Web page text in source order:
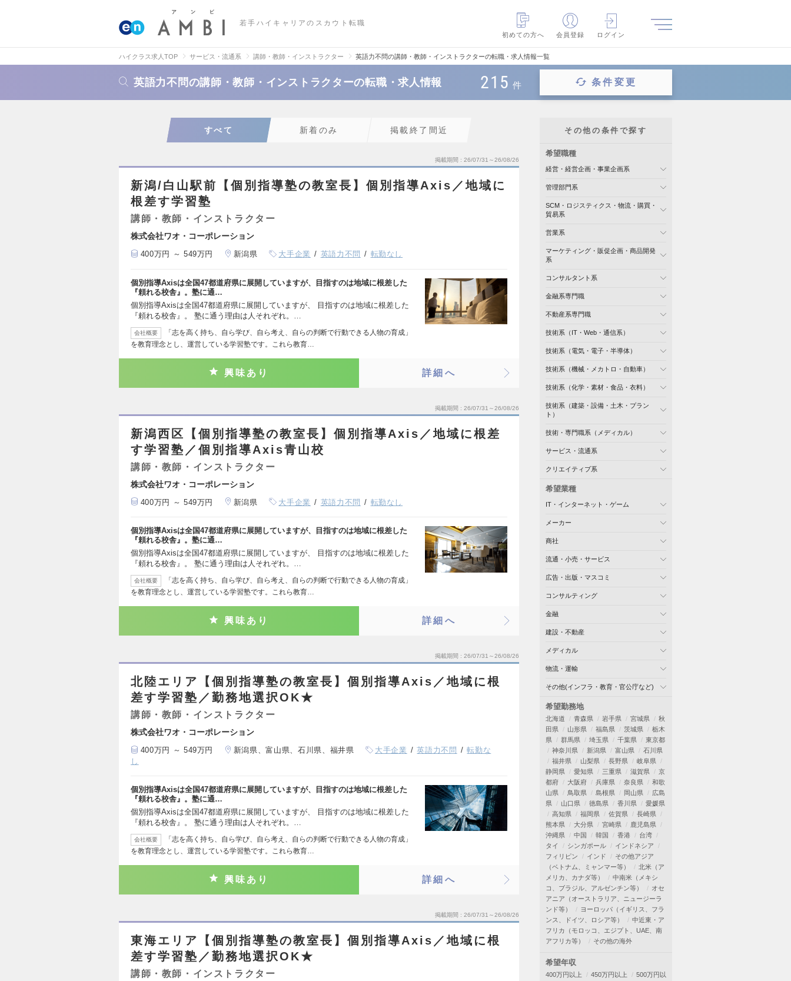
若手ハイキャリアのスカウト転職
初めての方へ
会員登録 ログイン
ハイクラス求人TOP サービス・流通系 講師・教師・インストラクター 英語力不問の講師・教師・インストラクターの転職・求人情報一覧
英語力不問の講師・教師・インストラクターの転職・求人情報 215 件 条件変更
すべて 新着のみ 掲載終了間近
掲載期間 26/07/31～26/08/26
新潟/白山駅前【個別指導塾の教室長】個別指導Axis／地域に
根差す学習塾
講師・教師・インストラクター
株式会社ワオ・コーポレーション
400万円 ～ 549万円 新潟県 大手企業 英語力不問 転勤なし
個別指導Axisは全国47都道府県に展開していますが、目指すのは地域に根差した
『頼れる校舎』。塾に通…
個別指導Axisは全国47都道府県に展開していますが、 目指すのは地域に根差した
『頼れる校舎』。 塾に通う理由は人それぞれ。…
会社概要
「志を高く持ち、自ら学び、自ら考え、自らの判断で行動できる人物の育成」
を教育理念とし、運営している学習塾です。これら教育…
興味あり 詳細へ
掲載期間 26/07/31～26/08/26
新潟西区【個別指導塾の教室長】個別指導Axis／地域に根差
す学習塾／個別指導Axis青山校
講師・教師・インストラクター
株式会社ワオ・コーポレーション
400万円 ～ 549万円 新潟県 大手企業 英語力不問 転勤なし
個別指導Axisは全国47都道府県に展開していますが、目指すのは地域に根差した
『頼れる校舎』。塾に通…
個別指導Axisは全国47都道府県に展開していますが、 目指すのは地域に根差した
『頼れる校舎』。 塾に通う理由は人それぞれ。…
会社概要
「志を高く持ち、自ら学び、自ら考え、自らの判断で行動できる人物の育成」
を教育理念とし、運営している学習塾です。これら教育…
興味あり 詳細へ
掲載期間 26/07/31～26/08/26
北陸エリア【個別指導塾の教室長】個別指導Axis／地域に根
差す学習塾／勤務地選択OK★
講師・教師・インストラクター
株式会社ワオ・コーポレーション
400万円 ～ 549万円 新潟県、富山県、石川県、福井県 大手企業 英語力不問
転勤な
し
個別指導Axisは全国47都道府県に展開していますが、目指すのは地域に根差した
『頼れる校舎』。塾に通…
個別指導Axisは全国47都道府県に展開していますが、 目指すのは地域に根差した
『頼れる校舎』。 塾に通う理由は人それぞれ。…
会社概要
「志を高く持ち、自ら学び、自ら考え、自らの判断で行動できる人物の育成」
を教育理念とし、運営している学習塾です。これら教育…
興味あり 詳細へ
掲載期間 26/07/31～26/08/26
東海エリア【個別指導塾の教室長】個別指導Axis／地域に根
差す学習塾／勤務地選択OK★
講師・教師・インストラクター
その他の条件で探す
希望職種
経営・経営企画・事業企画系
管理部門系
SCM・ロジスティクス・物流・購買・
貿易系
営業系
マーケティング・販促企画・商品開発
系
コンサルタント系
金融系専門職
不動産系専門職
技術系（IT・Web・通信系）
技術系（電気・電子・半導体）
技術系（機械・メカトロ・自動車）
技術系（化学・素材・食品・衣料）
技術系（建築・設備・土木・プラン
ト）
技術・専門職系（メディカル）
サービス・流通系
クリエイティブ系
希望業種
IT・インターネット・ゲーム
メーカー
商社
流通・小売・サービス
広告・出版・マスコミ
コンサルティング
金融
建設・不動産
メディカル
物流・運輸
その他(インフラ・教育・官公庁など)
希望勤務地
北海道 青森県 岩手県 宮城県
秋
田県
山形県 福島県 茨城県
栃木
県
群馬県 埼玉県 千葉県
東京都
神奈川県
新潟県 富山県
石川県
福井県
山梨県 長野県
岐阜県
静岡県
愛知県 三重県 滋賀県
京
都府
大阪府 兵庫県 奈良県
和歌
山県
鳥取県 島根県 岡山県
広島
県
山口県 徳島県 香川県
愛媛県
高知県
福岡県 佐賀県
長崎県
熊本県
大分県 宮崎県
鹿児島県
沖縄県
中国 韓国 香港
台湾
タイ
シンガポール
インドネシア
フィリピン
インド
その他アジア
（ベトナム、ミャンマー等）
北米（ア
メリカ、カナダ等）
中南米（メキシ
コ、ブラジル、アルゼンチン等）
オセ
アニア（オーストラリア、ニュージーラ
ンド等）
ヨーロッパ（イギリス、フラ
ンス、ドイツ、ロシア等）
中近東・ア
フリカ（モロッコ、エジプト、UAE、南
アフリカ等）
その他の海外
希望年収
400万円以上 450万円以上
500万円以